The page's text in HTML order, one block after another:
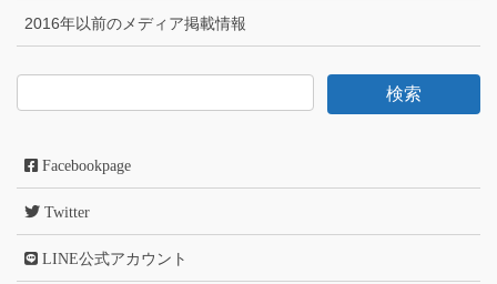
2016年以前のメディア掲載情報
Facebookpage
Twitter
LINE公式アカウント